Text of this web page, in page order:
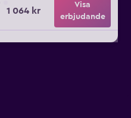
1 064 kr
Visa
erbjudande